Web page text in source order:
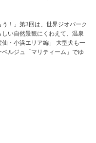
！」第3回は、世界ジオパーク
い自然景観にくわえて、温泉
・小浜エリア編」 大型犬も一
ルジュ「マリティーム」でゆ